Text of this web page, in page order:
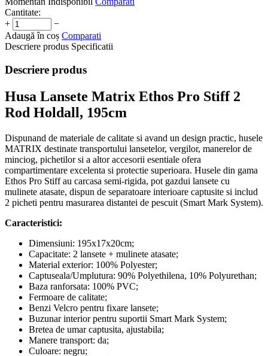
Cantitate:
+
−
Adaugă în coș Comparati
Descriere produs Specificatii
Descriere produs
Husa Lansete Matrix Ethos Pro Stiff 2
Rod Holdall, 195cm
Dispunand de materiale de calitate si avand un design practic, husele
MATRIX destinate transportului lansetelor, vergilor, manerelor de
minciog, pichetilor si a altor accesorii esentiale ofera
compartimentare excelenta si protectie superioara. Husele din gama
Ethos Pro Stiff au carcasa semi-rigida, pot gazdui lansete cu
mulinete atasate, dispun de separatoare interioare captusite si includ
2 picheti pentru masurarea distantei de pescuit (Smart Mark System).
Caracteristici:
Dimensiuni: 195x17x20cm;
Capacitate: 2 lansete + mulinete atasate;
Material exterior: 100% Polyester;
Captuseala/Umplutura: 90% Polyethilena, 10% Polyurethan;
Baza ranforsata: 100% PVC;
Fermoare de calitate;
Benzi Velcro pentru fixare lansete;
Buzunar interior pentru suportii Smart Mark System;
Bretea de umar captusita, ajustabila;
Manere transport: da;
Culoare: negru;